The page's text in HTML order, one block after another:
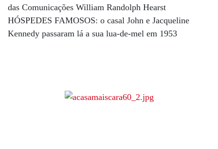
das Comunicações William Randolph Hearst
HÓSPEDES FAMOSOS: o casal John e Jacqueline
Kennedy passaram lá a sua lua-de-mel em 1953